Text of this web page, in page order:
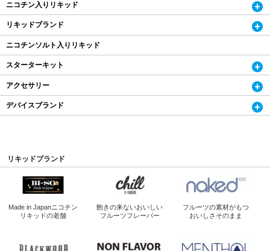
ニコチン入りリキッド
リキッドブランド
ニコチンソルト入りリキッド
スターターキット
アクセサリー
デバイスブランド
リキッドブランド
Made in Japanニコチン
リキッドの老舗
飽きの来ないおいしい
フルーツフレーバー
フルーツの素材がもつ
おいしさそのまま